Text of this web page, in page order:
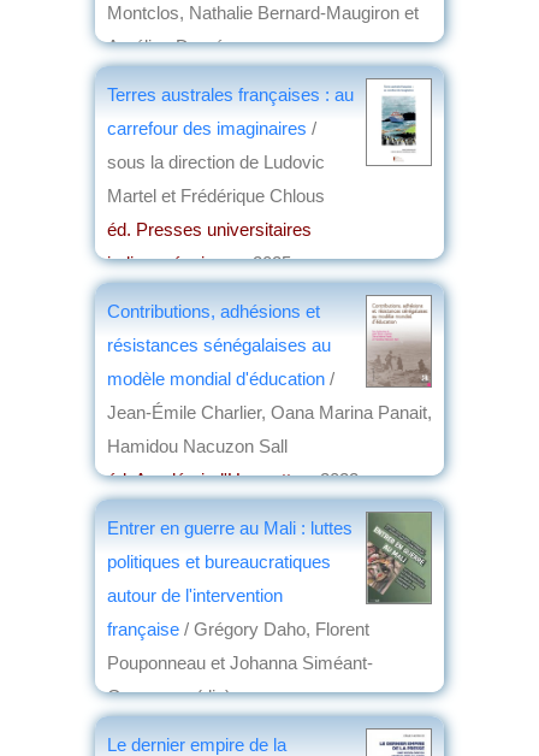
Montclos, Nathalie Bernard-Maugiron et
Aurélien Dasré
éd. Maisonneuve & Larose, nouvelles
Terres australes françaises : au
carrefour des imaginaires /
sous la direction de Ludovic
Martel et Frédérique Chlous
éd. Presses universitaires
indianocéaniques, 2025
Contributions, adhésions et
résistances sénégalaises au
modèle mondial d'éducation /
Jean-Émile Charlier, Oana Marina Panait,
Hamidou Nacuzon Sall
éd. Académia-l'Harmattan, 2022
Entrer en guerre au Mali : luttes
politiques et bureaucratiques
autour de l'intervention
française / Grégory Daho, Florent
Pouponneau et Johanna Siméant-
Germanos (dir.)
Le dernier empire de la